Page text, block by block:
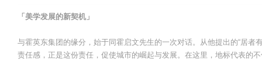
「美学发展的新契机」
与霍英东集团的缘分，始于同霍启文先生的一次对话。从他提出的“居者
责任感，正是这份责任，促使城市的崛起与发展。在这里，地标代表的